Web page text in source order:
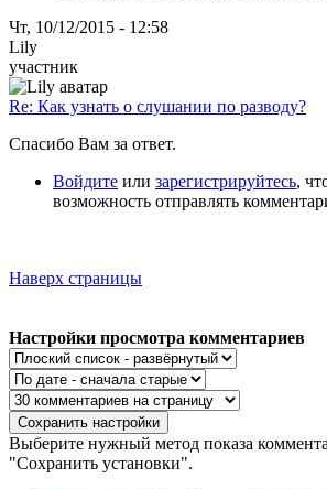
Чт, 10/12/2015 - 12:58
Lily
участник
Re: Как узнать о слушании по разводу?
Спасибо Вам за ответ.
Войдите или зарегистрируйтесь,
возможность отправлять
Наверх страницы
Настройки просмотра комментариев
Выберите нужный метод показа
"Сохранить установки".